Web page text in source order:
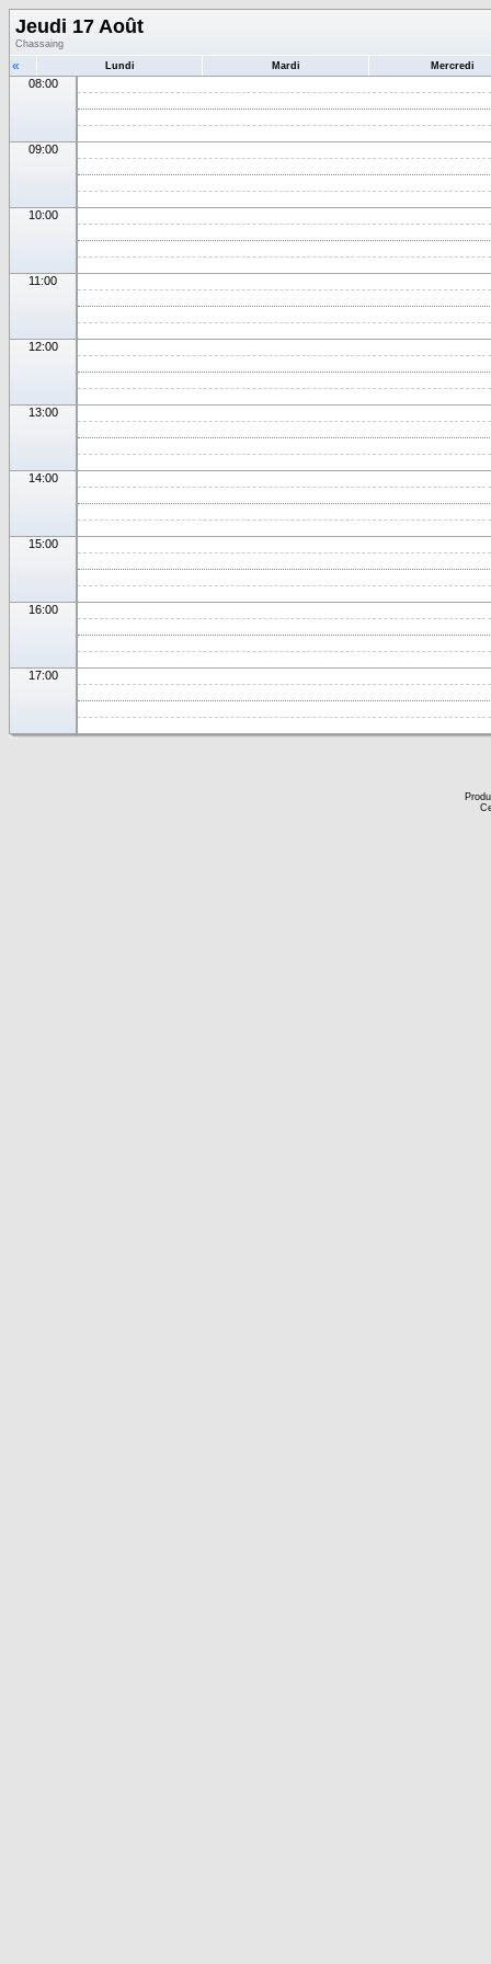
Jeudi 17 Août
Chassaing
« Lundi Mardi Mercredi
08:00
09:00
10:00
11:00
12:00
13:00
14:00
15:00
16:00
17:00